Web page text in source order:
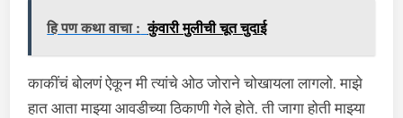
हि पण कथा वाचा : कुंवारी मुलीची चूत चुदाई
काकींचं बोलणं ऐकून मी त्यांचे ओठ जोराने चोखायला लागलो. माझे
हात आता माझ्या आवडीच्या ठिकाणी गेले होते. ती जागा होती माझ्या